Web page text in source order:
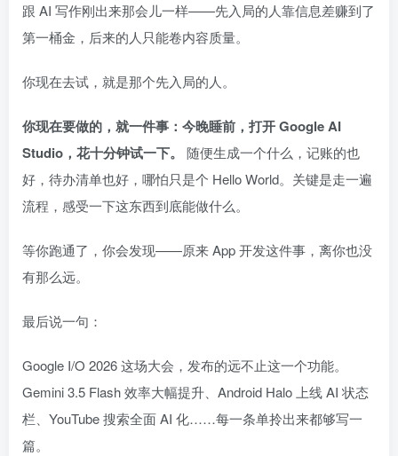
跟 AI 写作刚出来那会儿一样——先入局的人靠信息差赚到了
第一桶金，后来的人只能卷内容质量。
你现在去试，就是那个先入局的人。
你现在要做的，就一件事：今晚睡前，打开 Google AI
Studio，花十分钟试一下。
随便生成一个什么，记账的也
好，待办清单也好，哪怕只是个 Hello World。关键是走一遍
流程，感受一下这东西到底能做什么。
等你跑通了，你会发现——原来 App 开发这件事，离你也没
有那么远。
最后说一句：
Google I/O 2026 这场大会，发布的远不止这一个功能。
Gemini 3.5 Flash 效率大幅提升、Android Halo 上线 AI 状态
栏、YouTube 搜索全面 AI 化……每一条单拎出来都够写一
篇。